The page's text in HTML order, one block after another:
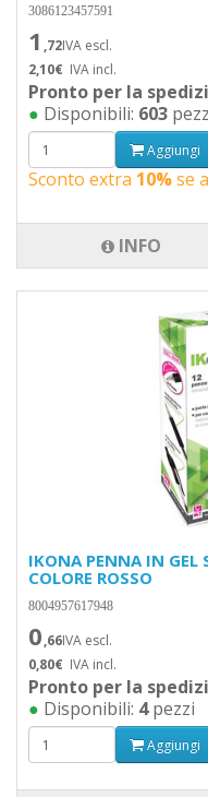
3086123457591
1 ,72IVA escl.
2,10€ IVA incl.
Pronto per la
● Disponibili: 603
Aggiungi
Sconto extra 10%se
INFO
IKONA PENNA IN GEL
COLORE ROSSO
8004957617948
0,66IVA escl.
0,80€ IVA incl.
Pronto per la
● Disponibili: 4pezzi
Aggiungi